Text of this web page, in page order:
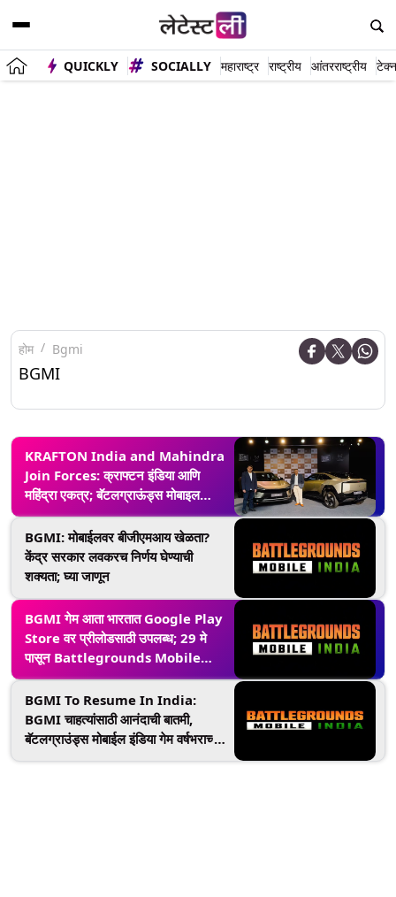
QUICKLY SOCIALLY महाराष्ट्र राष्ट्रीय आंतरराष्ट्रीय
होम Bgmi
BGMI
KRAFTON India and Mahindra
Join Forces: क्राफ्टन इंडिया आणि
महिंद्रा एकत्र; बॅटलग्राऊंड्स मोबाइल
इंडियात बीई-7
BGMI: मोबाईलवर बीजीएमआय खेळता?
केंद्र सरकार लवकरच निर्णय घेण्याची
शक्यता; घ्या जाणून
BGMI गेम आता भारतात Google Play
Store वर प्रीलोडसाठी उपलब्ध; 29 मे
पासून Battlegrounds Mobile
India खेळू शकतात
BGMI To Resume In India:
BGMI चाहत्यांसाठी आनंदाची बातमी,
बॅटलग्राउंड्स मोबाईल इंडिया गेम वर्षभराच्या